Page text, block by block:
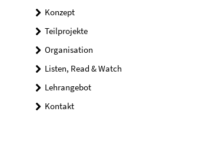
Konzept
Teilprojekte
Organisation
Listen, Read & Watch
Lehrangebot
Kontakt